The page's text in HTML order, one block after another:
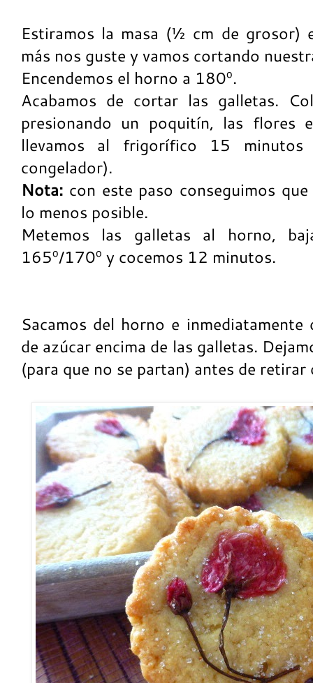
Estiramos la masa (½ cm de grosor)
más nos guste y vamos cortando
Encendemos el horno a 180º.
Acabamos de cortar las galletas.
presionando un poquitín, las flores
llevamos al frigorífico 15
congelador).
Nota: con este paso conseguimos
lo menos posible.
Metemos las galletas al horno,
165º/170º y cocemos 12 minutos.
Sacamos del horno e
de azúcar encima de las galletas.
(para que no se partan) antes de retirar